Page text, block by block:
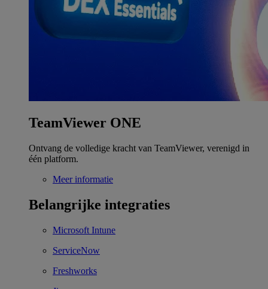
TeamViewer ONE
Ontvang de volledige kracht van TeamViewer, verenigd in
één platform.
Meer informatie
Belangrijke integraties
Microsoft Intune
ServiceNow
Freshworks